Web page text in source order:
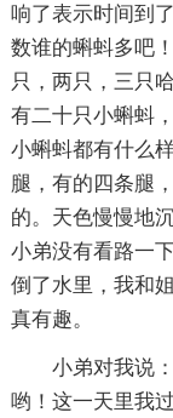
响了表示时间到
数谁的蝌蚪多吧
只，两只，三只
有二十只小蝌蚪
小蝌蚪都有什么
腿，有的四条腿
的。天色慢慢地
小弟没有看路一
倒了水里，我和
真有趣。
小弟对我说
哟！这一天里我